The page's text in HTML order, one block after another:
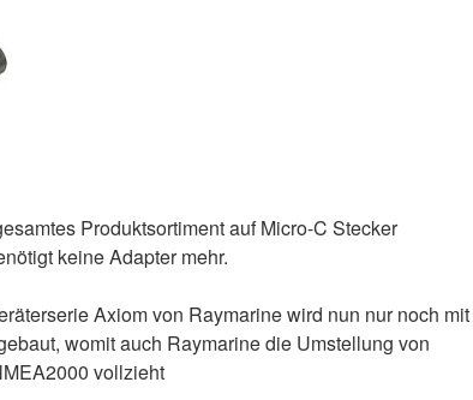
Produktsortiment auf Micro-C Stecker
keine Adapter mehr.
Axiom von Raymarine wird nun nur noch mit
womit auch Raymarine die Umstellung von
vollzieht